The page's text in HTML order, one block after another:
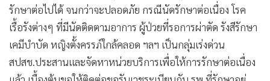
รักษาต่อไปได้ จนกว่าจะปลอดภัย กรณีนัดรักษาต่อเนื่อง โรค
เรื้อรังต่างๆ ที่มีนัดติดตามอาการ ผู้ป่วยที่รอการผ่าตัด รังสีรักษา
เคมีบำบัด หญิงตั้งครรภ์ใกล้คลอด ฯลฯ เป็นกลุ่มเร่งด่วน
สปสช.ประสานและจัดหาหน่วยบริการเพื่อให้การรักษาต่อเนื่อง